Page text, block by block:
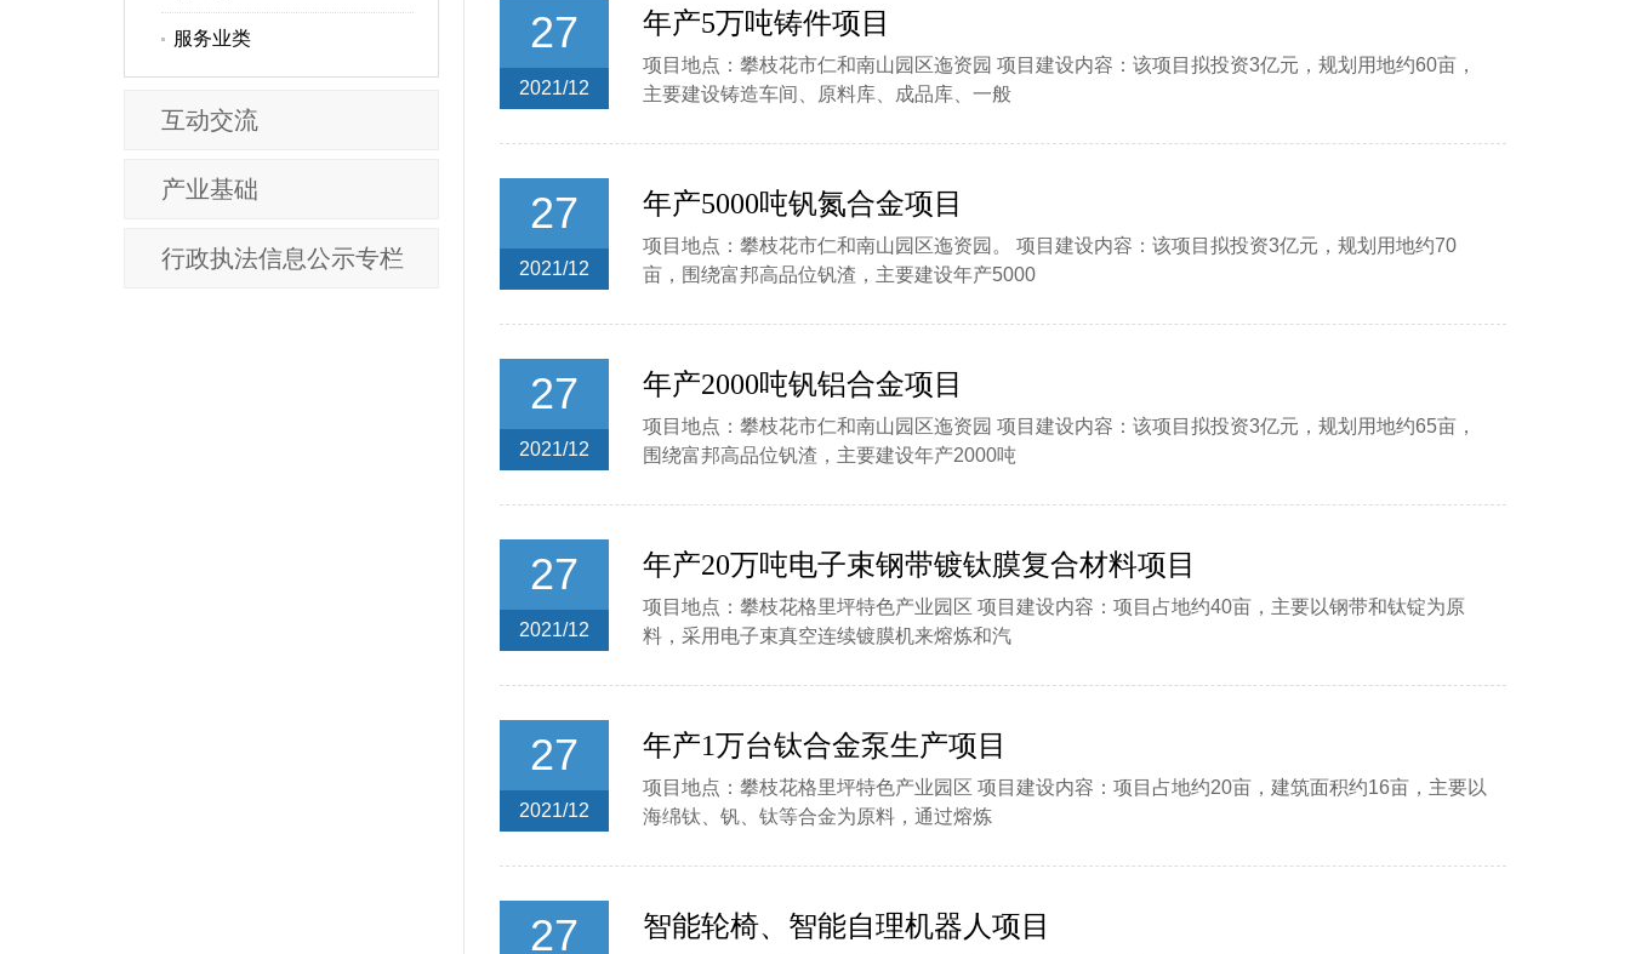
服务业类
互动交流
产业基础
行政执法信息公示专栏
27
2021/12
年产5万吨铸件项目
项目地点：攀枝花市仁和南山园区迤资园 项目建设内容：该项目拟投资3亿元，规划用地约60亩，
主要建设铸造车间、原料库、成品库、一般
27
2021/12
年产5000吨钒氮合金项目
项目地点：攀枝花市仁和南山园区迤资园。 项目建设内容：该项目拟投资3亿元，规划用地约70
亩，围绕富邦高品位钒渣，主要建设年产5000
27
2021/12
年产2000吨钒铝合金项目
项目地点：攀枝花市仁和南山园区迤资园 项目建设内容：该项目拟投资3亿元，规划用地约65亩，
围绕富邦高品位钒渣，主要建设年产2000吨
27
2021/12
年产20万吨电子束钢带镀钛膜复合材料项目
项目地点：攀枝花格里坪特色产业园区 项目建设内容：项目占地约40亩，主要以钢带和钛锭为原
料，采用电子束真空连续镀膜机来熔炼和汽
27
2021/12
年产1万台钛合金泵生产项目
项目地点：攀枝花格里坪特色产业园区 项目建设内容：项目占地约20亩，建筑面积约16亩，主要以
海绵钛、钒、钛等合金为原料，通过熔炼
27 智能轮椅、智能自理机器人项目